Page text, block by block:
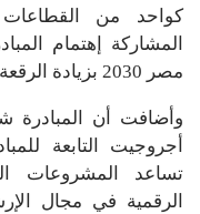
كواحد من القطاعات
المشاركة إهتمام
مصر 2030 بزيادة الرقعة الزراعية بنحو 4.5 مليون فدان.
وأضافت أن
أجروجيت التابعة
تساعد المشروعات
الرقمية في مجال